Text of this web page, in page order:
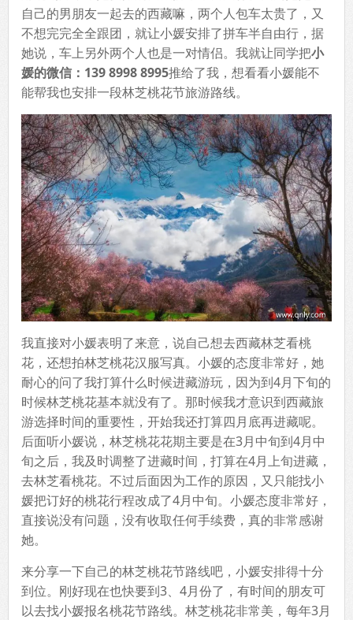
自己的男朋友一起去的西藏嘛，两个人包车太贵了，又
不想完完全全跟团，就让小媛安排了拼车半自由行，据
她说，车上另外两个人也是一对情侣。我就让同学把小
媛的微信：139 8998 8995推给了我，想看看小媛能不
能帮我也安排一段林芝桃花节旅游路线。
我直接对小媛表明了来意，说自己想去西藏林芝看桃
花，还想拍林芝桃花汉服写真。小媛的态度非常好，她
耐心的问了我打算什么时候进藏游玩，因为到4月下旬的
时候林芝桃花基本就没有了。那时候我才意识到西藏旅
游选择时间的重要性，开始我还打算四月底再进藏呢。
后面听小媛说，林芝桃花花期主要是在3月中旬到4月中
旬之后，我及时调整了进藏时间，打算在4月上旬进藏，
去林芝看桃花。不过后面因为工作的原因，又只能找小
媛把订好的桃花行程改成了4月中旬。小媛态度非常好，
直接说没有问题，没有收取任何手续费，真的非常感谢
她。
来分享一下自己的林芝桃花节路线吧，小媛安排得十分
到位。刚好现在也快要到3、4月份了，有时间的朋友可
以去找小媛报名桃花节路线。林芝桃花非常美，每年3月